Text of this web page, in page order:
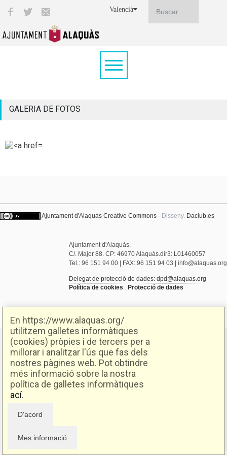
En https://www.alaquas.org/
utilitzem galletes informàtiques
(cookies) pròpies i de tercers per a
millorar i analitzar l'ús que fas dels
nostres pàgines web. Pot obtindre
més informació sobre la nostra
política de galletes informàtiques
ací.
Valencià
GALERIA DE FOTOS
Ajuntament d'Alaquàs Creative Commons - Disseny. Daclub.es
Ajuntament d'Alaquàs.
C/. Major 88. CP: 46970 Alaquàs.dir3: L01460057
Tel.: 96 151 94 00 | FAX: 96 151 94 03 | info@alaquas.org
Delegat de protecció de dades: dpd@alaquas.org
Política de cookies . Protecció de dades